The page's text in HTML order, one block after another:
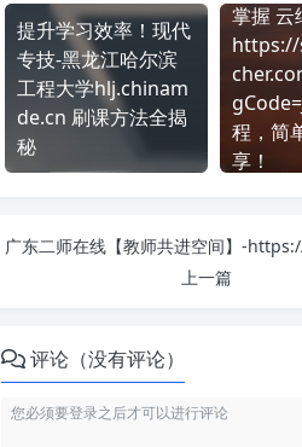
提升学习效率！现代
专技-黑龙江哈尔滨
工程大学hlj.chinam
de.cn 刷课方法全揭
秘
掌握 云
https://
程，简
享！
上一篇
评论（没有评论）